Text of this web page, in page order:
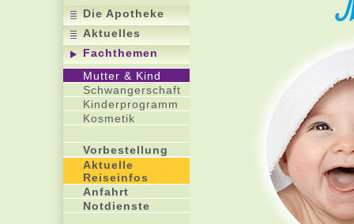
Die Apotheke
Aktuelles
Fachthemen
Mutter & Kind
Schwangerschaft
Kinderprogramm
Kosmetik
Vorbestellung
Aktuelle
Reiseinfos
Anfahrt
Notdienste